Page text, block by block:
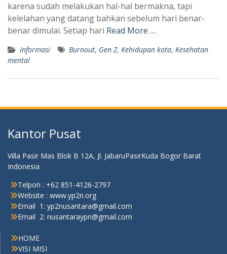
karena sudah melakukan hal-hal bermakna, tapi
kelelahan yang datang bahkan sebelum hari benar-
benar dimulai. Setiap hari Read More …
Informasi Burnout, Gen Z, Kehidupan kota, Kesehatan
mental
Kantor Pusat
Villa Pasir Mas Blok B 12A, Jl. JabaruPasirKuda Bogor Barat
Indonesia
Telpon : +62 851-4126-2797
Website : www.yp2n.org
Email 1: yp2nusantara@gmail.com
Email 2: nusantaraypn@gmail.com
HOME
VISI MISI